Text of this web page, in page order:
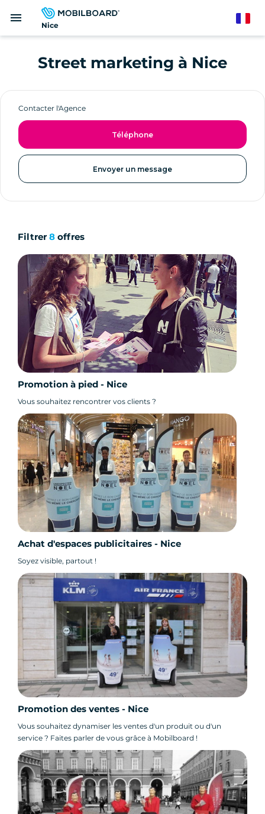
Nice
menu
Street marketing à Nice
Contacter l'Agence
Téléphone
Envoyer un message
Filtrer8 offres
Promotion à pied - Nice
Vous souhaitez rencontrer vos clients ?
Achat d'espaces publicitaires - Nice
Soyez visible, partout !
Promotion des ventes - Nice
Vous souhaitez dynamiser les ventes d'un produit ou d'un
service ? Faites parler de vous grâce à Mobilboard !